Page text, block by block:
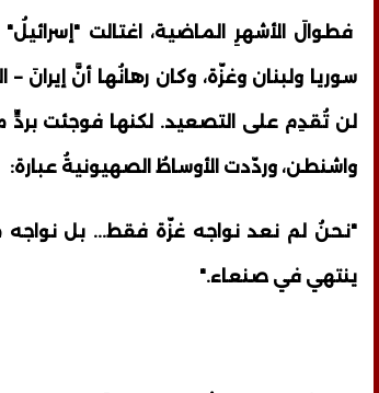
فطوالَ الأشهرِ الماضية، اغتالت
سوريا ولبنان وغزّة، وكان رهانُها أنَّ
لن تُقدِم على التصعيد. لكنها فوجئت
واشنطن، وردّدت الأوساطُ الصهيونيةُ عبارة:
"نحنُ لم نعد نواجه غزّة فقط... بل نواجه
ينتهي في صنعاء."